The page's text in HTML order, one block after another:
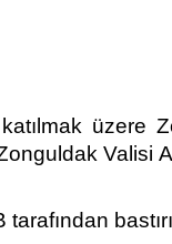
üzere
Valisi
tarafından